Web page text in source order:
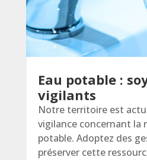
Eau potable :
vigilants
Notre territoire est
vigilance concernant la
potable. Adoptez des
préserver cette